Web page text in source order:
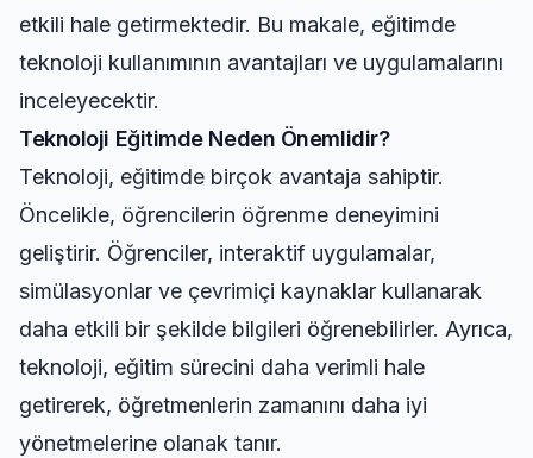
etkili hale getirmektedir. Bu makale, eğitimde
teknoloji kullanımının avantajları ve uygulamalarını
inceleyecektir.
Teknoloji Eğitimde Neden Önemlidir?
Teknoloji, eğitimde birçok avantaja sahiptir.
Öncelikle, öğrencilerin öğrenme deneyimini
geliştirir. Öğrenciler, interaktif uygulamalar,
simülasyonlar ve çevrimiçi kaynaklar kullanarak
daha etkili bir şekilde bilgileri öğrenebilirler. Ayrıca,
teknoloji, eğitim sürecini daha verimli hale
getirerek, öğretmenlerin zamanını daha iyi
yönetmelerine olanak tanır.